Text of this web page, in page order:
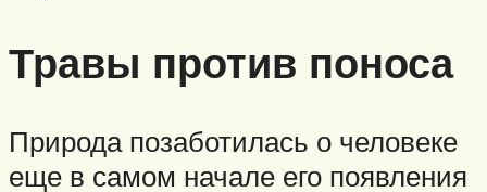
Травы против поноса
Природа позаботилась о человеке
еще в самом начале его появления